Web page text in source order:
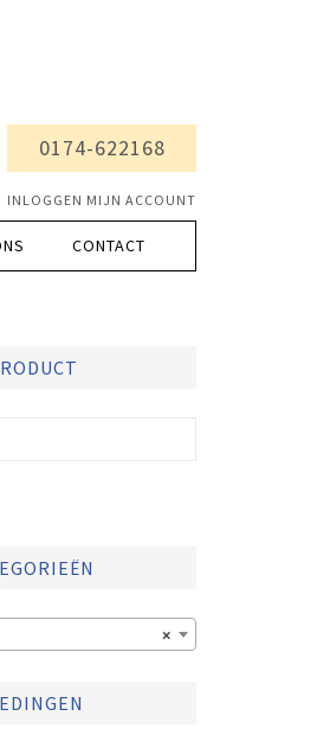
0174-622168
INLOGGEN MIJN ACCOUNT
CONTACT
×